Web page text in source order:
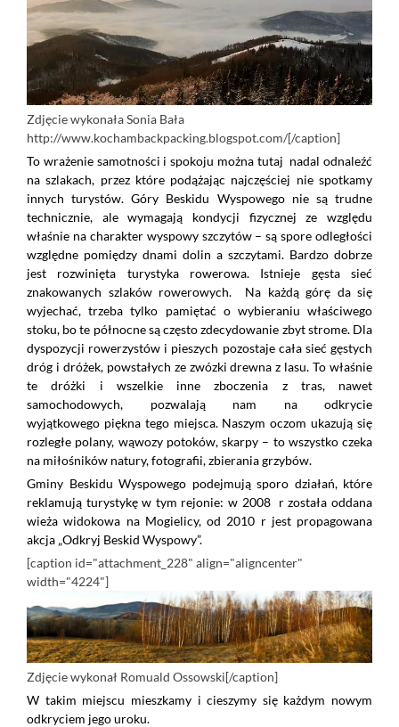
Zdjęcie wykonała Sonia Bała
http://www.kochambackpacking.blogspot.com/[/caption]
To wrażenie samotności i spokoju można tutaj nadal odnaleźć
na szlakach, przez które podążając najczęściej nie spotkamy
innych turystów. Góry Beskidu Wyspowego nie są trudne
technicznie, ale wymagają kondycji fizycznej ze względu
właśnie na charakter wyspowy szczytów – są spore odległości
względne pomiędzy dnami dolin a szczytami. Bardzo dobrze
jest rozwinięta turystyka rowerowa. Istnieje gęsta sieć
znakowanych szlaków rowerowych. Na każdą górę da się
wyjechać, trzeba tylko pamiętać o wybieraniu właściwego
stoku, bo te północne są często zdecydowanie zbyt strome. Dla
dyspozycji rowerzystów i pieszych pozostaje cała sieć gęstych
dróg i dróżek, powstałych ze zwózki drewna z lasu. To właśnie
te dróżki i wszelkie inne zboczenia z tras, nawet
samochodowych, pozwalają nam na odkrycie
wyjątkowego piękna tego miejsca. Naszym oczom ukazują się
rozległe polany, wąwozy potoków, skarpy – to wszystko czeka
na miłośników natury, fotografii, zbierania grzybów.
Gminy Beskidu Wyspowego podejmują sporo działań, które
reklamują turystykę w tym rejonie: w 2008 r została oddana
wieża widokowa na Mogielicy, od 2010 r jest propagowana
akcja „Odkryj Beskid Wyspowy”.
[caption id="attachment_228" align="aligncenter"
width="4224"]
Zdjęcie wykonał Romuald Ossowski[/caption]
W takim miejscu mieszkamy i cieszymy się każdym nowym
odkryciem jego uroku.